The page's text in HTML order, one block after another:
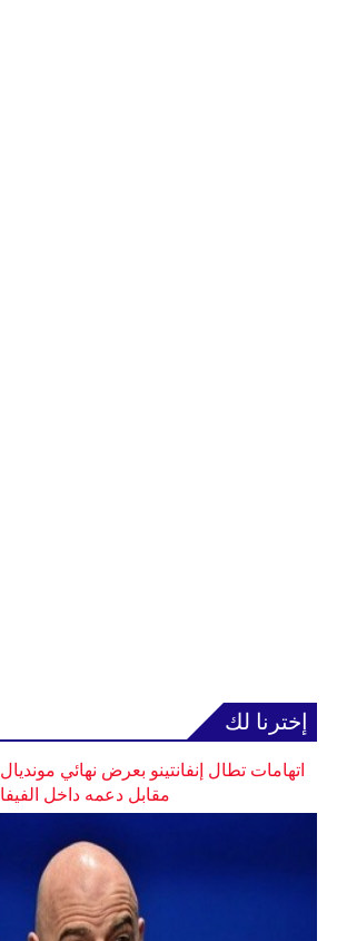
إخترنا لك
مقابل دعمه داخل الفيفا